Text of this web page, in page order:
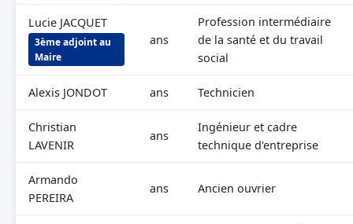
Lucie JACQUET
3ème adjoint au
Maire
ans
Profession intermédiaire
de la santé et du travail
social
Alexis JONDOT ans Technicien
Christian
LAVENIR
ans
Ingénieur et cadre
technique d'entreprise
Armando
PEREIRA
ans Ancien ouvrier